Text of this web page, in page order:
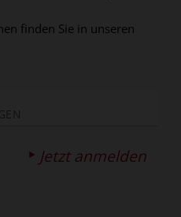
finden Sie in unseren
Jetzt anmelden